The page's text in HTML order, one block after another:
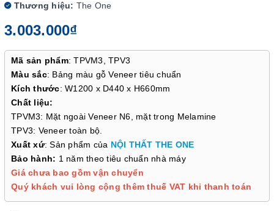
Thương hiệu: The One
3.003.000₫
Mã sản phẩm: TPVM3, TPV3
Màu sắc: Bảng màu gỗ Veneer tiêu chuẩn
Kích thước: W1200 x D440 x H660mm
Chất liệu:
TPVM3: Mặt ngoài Veneer N6, mặt trong Melamine
TPV3: Veneer toàn bộ.
Xuất xứ: Sản phẩm của NỘI THẤT THE ONE
Bảo hành: 1 năm theo tiêu chuẩn nhà máy
Giá chưa bao gồm vận chuyển
Quý khách vui lòng cộng thêm thuế VAT khi thanh toán